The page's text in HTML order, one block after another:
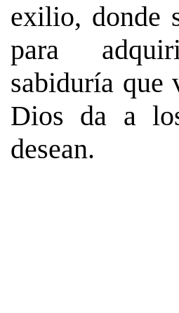
exilio, donde
para
sabiduría que
Dios da a
desean.